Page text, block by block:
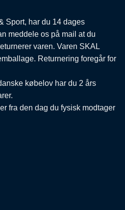
Sport, har du 14 dages
meddele os på mail at du
varen. Varen SKAL
Returnering foregår for
købelov har du 2 års
fra den dag du fysisk modtager